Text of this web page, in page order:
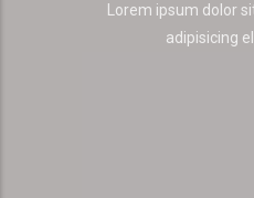
Lorem ipsum dolor
adipisicing